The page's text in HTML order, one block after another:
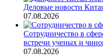
Деловые новости
07.08.2026
Сотрудничество в
встречи ученых и
07.08.2026